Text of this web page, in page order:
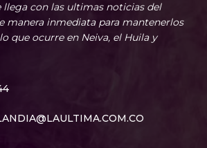
llega con las ultimas noticias del
manera inmediata para mantenerlos
que ocurre en Neiva, el Huila y